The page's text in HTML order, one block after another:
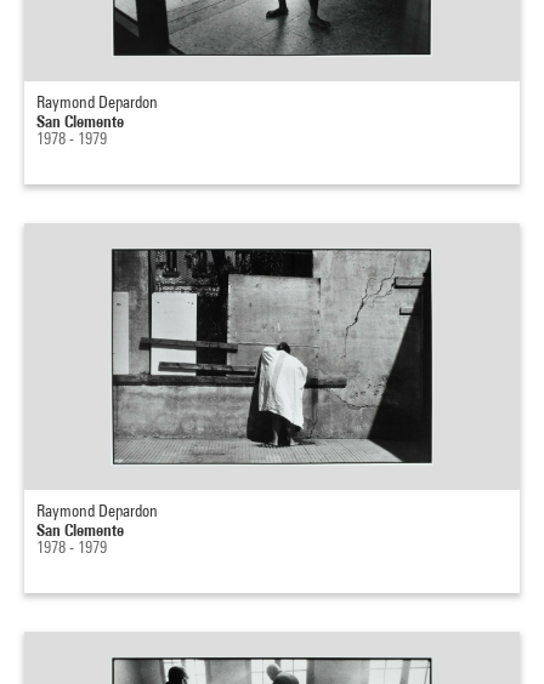
Raymond Depardon
San Clemente
1978 - 1979
Raymond Depardon
San Clemente
1978 - 1979